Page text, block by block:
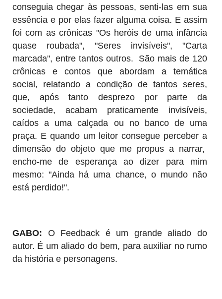
conseguia chegar às pessoas, senti-las em sua
essência e por elas fazer alguma coisa. E assim
foi com as crônicas "Os heróis de uma infância
quase roubada", "Seres invisíveis", "Carta
marcada", entre tantos outros. São mais de 120
crônicas e contos que abordam a temática
social, relatando a condição de tantos seres,
que, após tanto desprezo por parte da
sociedade, acabam praticamente invisíveis,
caídos a uma calçada ou no banco de uma
praça. E quando um leitor consegue perceber a
dimensão do objeto que me propus a narrar,
encho-me de esperança ao dizer para mim
mesmo: "Ainda há uma chance, o mundo não
está perdido!".
GABO: O Feedback é um grande aliado do
autor. É um aliado do bem, para auxiliar no rumo
da história e personagens.